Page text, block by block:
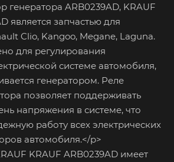
генератора ARB0239AD, KRAUF
является запчастью для
Clio, Kangoo, Megane, Laguna.
для регулирования
системе автомобиля,
генератором. Реле
позволяет поддерживать
напряжения в системе, что
работу всех электрических
автомобиля.</p>
KRAUF ARB0239AD имеет